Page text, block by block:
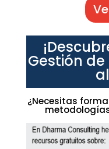
Gestión
¿Necesitas